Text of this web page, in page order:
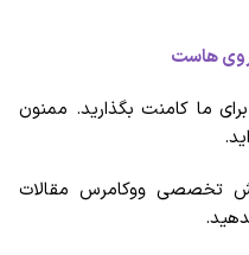
هاست
ما کامنت بگذارید. ممنون
تخصصی ووکامرس مقالات